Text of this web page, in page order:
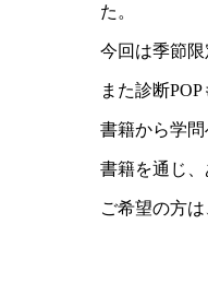
た。
今回は季節限
また診断
書籍から学
書籍を通じ、
ご希望の方